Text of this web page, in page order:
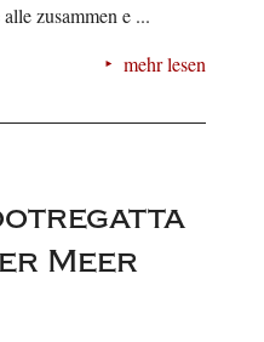
zusammen e ...
mehr lesen
Meer